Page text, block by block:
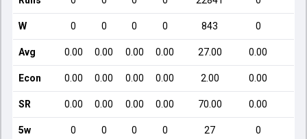
W 0 0 0 0 843 0
Avg 0.00 0.00 0.00 0.00 27.00 0.00
Econ 0.00 0.00 0.00 0.00 2.00 0.00
SR 0.00 0.00 0.00 0.00 70.00 0.00
5w 0 0 0 0 27 0